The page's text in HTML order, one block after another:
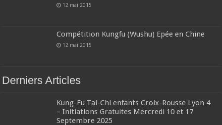
12 mai 2015
Compétition Kungfu (Wushu) Epée en Chine
12 mai 2015
Derniers Articles
Kung-Fu Tai-Chi enfants Croix-Rousse Lyon 4
– Initiations Gratuites Mercredi 10 et 17
Septembre 2025